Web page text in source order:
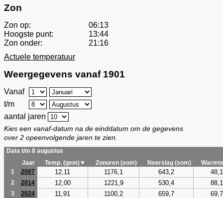
Zon
Zon op:
06:13
Hoogste punt:
13:44
Zon onder:
21:16
Actuele temperatuur
Weergegevens vanaf 1901
Vanaf
t/m
aantal jaren
Kies een vanaf-datum na de einddatum om de gegevens
over 2 opeenvolgende jaren te zien.
Data t/m 8 augustus
Jaar
Temp. (gem)▼ Zonuren (som) Neerslag (som)
1
2007 12,11 1176,1 643,2 48,1
2 2014 12,00 1221,9 530,4 88,1
3 2024 11,91 1100,2 659,7 69,7